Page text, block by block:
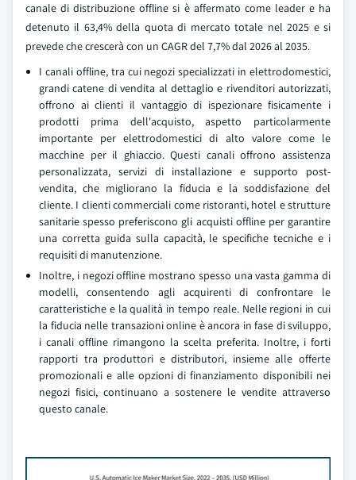
canale di distribuzione offline si è affermato come leader e ha
detenuto il 63,4% della quota di mercato totale nel 2025 e si
prevede che crescerà con un CAGR del 7,7% dal 2026 al 2035.
I canali offline, tra cui negozi specializzati in elettrodomestici,
grandi catene di vendita al dettaglio e rivenditori autorizzati,
offrono ai clienti il vantaggio di ispezionare fisicamente i
prodotti prima dell'acquisto, aspetto particolarmente
importante per elettrodomestici di alto valore come le
macchine per il ghiaccio. Questi canali offrono assistenza
personalizzata, servizi di installazione e supporto post-
vendita, che migliorano la fiducia e la soddisfazione del
cliente. I clienti commerciali come ristoranti, hotel e strutture
sanitarie spesso preferiscono gli acquisti offline per garantire
una corretta guida sulla capacità, le specifiche tecniche e i
requisiti di manutenzione.
Inoltre, i negozi offline mostrano spesso una vasta gamma di
modelli, consentendo agli acquirenti di confrontare le
caratteristiche e la qualità in tempo reale. Nelle regioni in cui
la fiducia nelle transazioni online è ancora in fase di sviluppo,
i canali offline rimangono la scelta preferita. Inoltre, i forti
rapporti tra produttori e distributori, insieme alle offerte
promozionali e alle opzioni di finanziamento disponibili nei
negozi fisici, continuano a sostenere le vendite attraverso
questo canale.